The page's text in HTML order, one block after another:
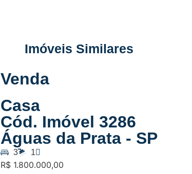
Imóveis Similares
Venda
Casa
Cód. Imóvel 3286
Águas da Prata - SP
3 1
R$ 1.800.000,00